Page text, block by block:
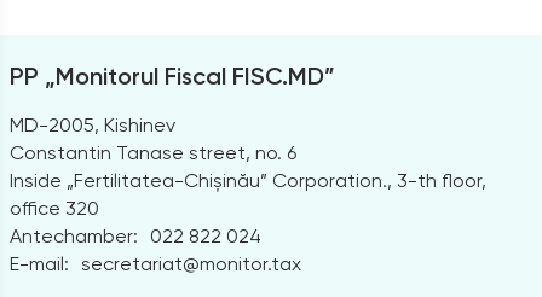
PP „Monitorul Fiscal FISC.MD”
MD-2005, Kishinev
Constantin Tanase street, no. 6
Inside „Fertilitatea-Chișinău” Corporation., 3-th floor,
office 320
Antechamber:
022 822 024
E-mail: secretariat@monitor.tax